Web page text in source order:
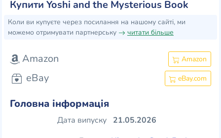
Купити Yoshi and the Mysterious Book
Коли ви купуєте через посилання на нашому сайті, ми
можемо отримувати партнерську
читати більше
Amazon Amazon
eBay eBay.com
Головна інформація
Дата випуску
21.05.2026